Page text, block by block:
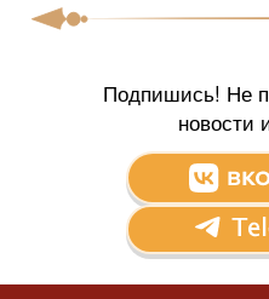
Подпишись! Не
новости